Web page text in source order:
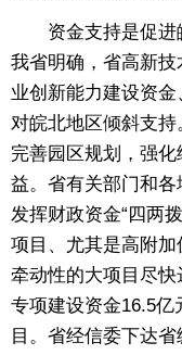
资金支持是促进皖
我省明确，省高新
业创新能力建设资
对皖北地区倾斜支持
完善园区规划，强
益。省有关部门和各
发挥财政资金“四两
项目、尤其是高附
牵动性的大项目尽
专项建设资金16.5亿
目。省经信委下达